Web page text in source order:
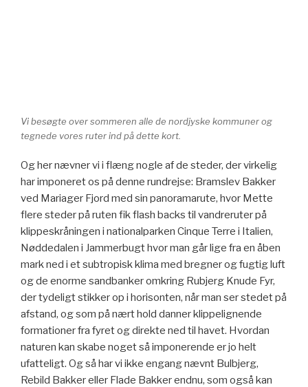
Vi besøgte over sommeren alle de nordjyske kommuner og
tegnede vores ruter ind på dette kort.
Og her nævner vi i flæng nogle af de steder, der virkelig
har imponeret os på denne rundrejse: Bramslev Bakker
ved Mariager Fjord med sin panoramarute, hvor Mette
flere steder på ruten fik flash backs til vandreruter på
klippeskråningen i nationalparken Cinque Terre i Italien,
Nøddedalen i Jammerbugt hvor man går lige fra en åben
mark ned i et subtropisk klima med bregner og fugtig luft
og de enorme sandbanker omkring Rubjerg Knude Fyr,
der tydeligt stikker op i horisonten, når man ser stedet på
afstand, og som på nært hold danner klippelignende
formationer fra fyret og direkte ned til havet. Hvordan
naturen kan skabe noget så imponerende er jo helt
ufatteligt. Og så har vi ikke engang nævnt Bulbjerg,
Rebild Bakker eller Flade Bakker endnu, som også kan